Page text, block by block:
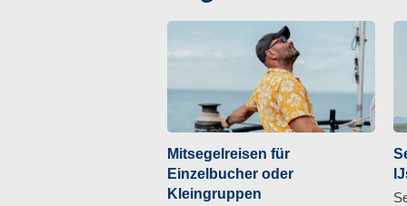
Mitsegelreisen für
Einzelbucher oder
Kleingruppen